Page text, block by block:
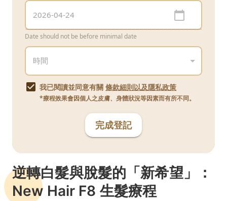
Date should not be before minimal date
我已閱讀並同意有關 條款細則以及隱私政策
*療程效果會因個人之皮膚、身體狀況等因素而有所不同。
完成登記
逆轉白髮與脫髮的「新希望」：
New Hair F8 生髮療程